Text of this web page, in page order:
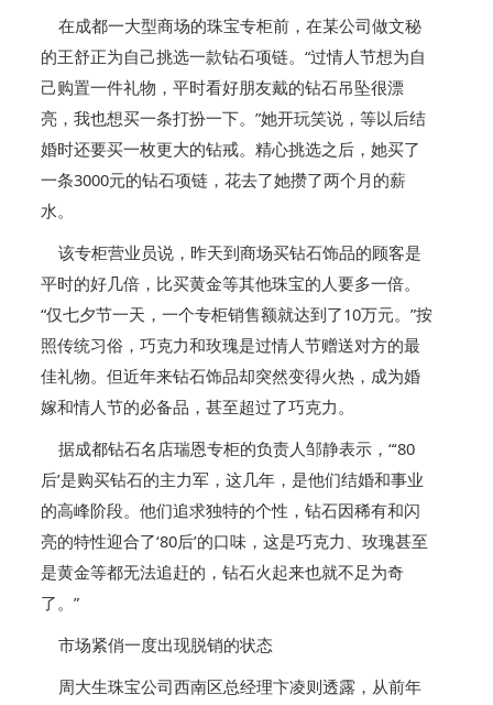
在成都一大型商场的珠宝专柜前，在某公司做文秘
的王舒正为自己挑选一款钻石项链。“过情人节想为自
己购置一件礼物，平时看好朋友戴的钻石吊坠很漂
亮，我也想买一条打扮一下。”她开玩笑说，等以后结
婚时还要买一枚更大的钻戒。精心挑选之后，她买了
一条3000元的钻石项链，花去了她攒了两个月的薪
水。
该专柜营业员说，昨天到商场买钻石饰品的顾客是
平时的好几倍，比买黄金等其他珠宝的人要多一倍。
“仅七夕节一天，一个专柜销售额就达到了10万元。”按
照传统习俗，巧克力和玫瑰是过情人节赠送对方的最
佳礼物。但近年来钻石饰品却突然变得火热，成为婚
嫁和情人节的必备品，甚至超过了巧克力。
据成都钻石名店瑞恩专柜的负责人邹静表示，“‘80
后’是购买钻石的主力军，这几年，是他们结婚和事业
的高峰阶段。他们追求独特的个性，钻石因稀有和闪
亮的特性迎合了‘80后’的口味，这是巧克力、玫瑰甚至
是黄金等都无法追赶的，钻石火起来也就不足为奇
了。”
市场紧俏一度出现脱销的状态
周大生珠宝公司西南区总经理卞凌则透露，从前年